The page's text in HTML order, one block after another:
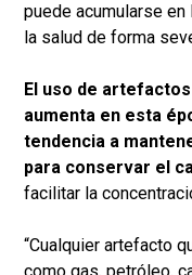
puede acumularse
la salud de forma
El uso de
aumenta en esta
tendencia a
para conservar el
facilitar la
“Cualquier artefacto